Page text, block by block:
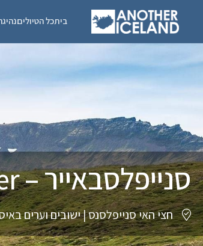
ביתכל הטיולים
סנייפלסבאייר – Snæfellsbær
חצי האי סנייפלסנס|ישובים וערים